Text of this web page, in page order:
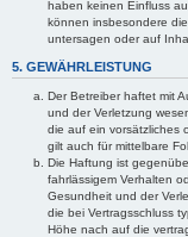
haben keinen Einfluss
können insbesondere
untersagen oder auf
5. GEWÄHRLEISTUNG
Der Betreiber haftet mit
und der Verletzung
die auf ein vorsätzliches
gilt auch für mittelbare
Die Haftung ist
fahrlässigem Verhalten
Gesundheit und der
die bei Vertragsschluss
Höhe nach auf die